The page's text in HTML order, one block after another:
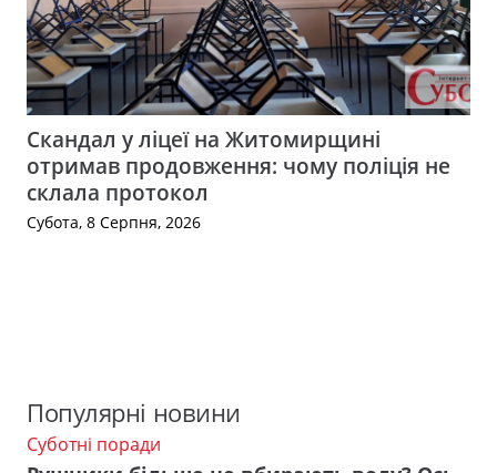
Скандал у ліцеї на Житомирщині
отримав продовження: чому поліція не
склала протокол
Субота, 8 Серпня, 2026
Популярні новини
Суботні поради